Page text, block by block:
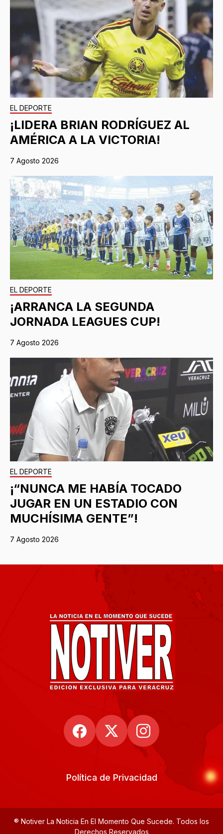
EL DEPORTE
¡LIDERA BRIAN RODRÍGUEZ AL
AMÉRICA A LA VICTORIA!
7 Agosto 2026
EL DEPORTE
¡ARRANCA LA SEGUNDA
JORNADA LEAGUES CUP!
7 Agosto 2026
EL DEPORTE
¡“NUNCA ME HABÍA TOCADO
JUGAR EN UN ESTADIO CON
MUCHÍSIMA GENTE”!
7 Agosto 2026
Política de Privacidad
® Notiver La Noticia En El Momento Que Sucede. Todos los
Derechos Reservados